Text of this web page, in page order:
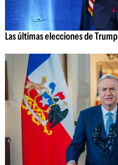
Las últimas elecciones de Trump